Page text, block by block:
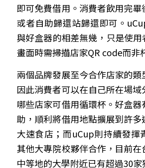
即可免費借用。消費者飲用完
或者自助歸還站歸還即可。
與好盒器的相差無幾，只是使用
畫面時需掃描店家QR code而非
兩個品牌發展至今合作店家的類
因此消費者可以在自己所在場
哪些店家可借用循環杯。好盒
助，順利將借用地點擴展到許
大速食店；而uCup則持續發揮
其他大專院校夥伴合作，目前
中等地的大學附近已有超過30家